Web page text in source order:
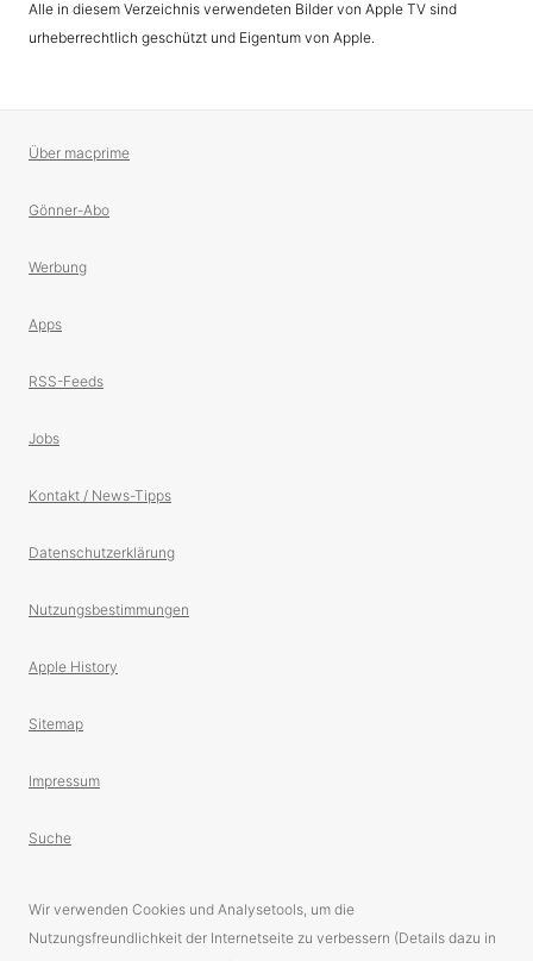
Alle in diesem Verzeichnis verwendeten Bilder von Apple TV sind
urheberrechtlich geschützt und Eigentum von Apple.
Über macprime
Gönner-Abo
Werbung
Apps
RSS-Feeds
Jobs
Kontakt / News-Tipps
Datenschutzerklärung
Nutzungsbestimmungen
Apple History
Sitemap
Impressum
Suche
Wir verwenden Cookies und Analysetools, um die
Nutzungsfreundlichkeit der Internetseite zu verbessern (Details dazu in